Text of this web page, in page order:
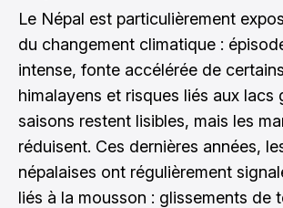
Le Népal est particulièrement
du changement climatique :
intense, fonte accélérée de
himalayens et risques liés aux lacs
saisons restent lisibles, mais les
réduisent. Ces dernières années,
népalaises ont régulièrement
liés à la mousson : glissements de